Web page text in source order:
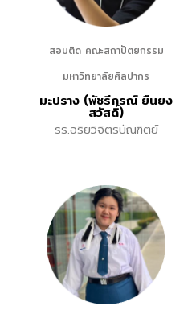
สอบติด คณะสถาปัตยกรรม
มหาวิทยาลัยศิลปากร
มะปราง (พัชรีภรณ์ ยืนยง
สวัสดิ์)
รร.อริยวิจิตรบัณฑิตย์